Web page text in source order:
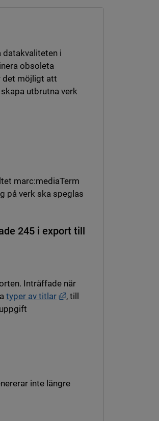
datakvaliteten i
obsoleta
det möjligt att
utbrutna verk
marc:mediaTerm
på verk ska speglas
245 i export till
Inträffade när
typer av titlar Länk till annan
, till
inte längre